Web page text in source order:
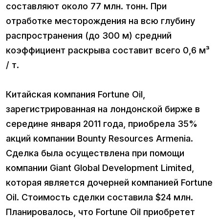
составляют около 77 млн. тонн. При
отработке месторождения на всю глубину
распространения (до 300 м) средний
коэффициент раскрыва составит всего 0,6 м³
/ т.
Китайская компания Fortune Oil,
зарегистрированная на лондонской бирже в
середине января 2011 года, приобрела 35%
акций компании Bounty Resources Armenia.
Сделка была осуществлена при помощи
компании Giant Global Development Limited,
которая является дочерней компанией Fortune
Oil. Стоимость сделки составила $24 млн.
Планировалось, что Fortune Oil приобретет